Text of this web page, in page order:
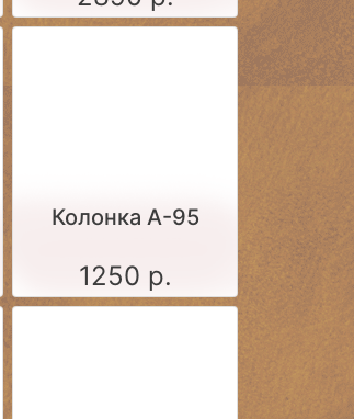
образца 1931 года
Колонка А-95
1250 р.